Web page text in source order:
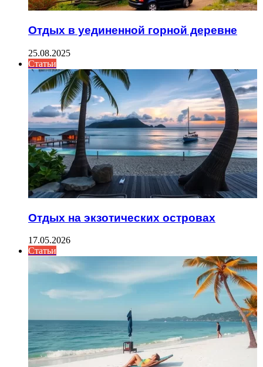
Отдых в уединенной горной деревне
25.08.2025
Статьи
Отдых на экзотических островах
17.05.2026
Статьи